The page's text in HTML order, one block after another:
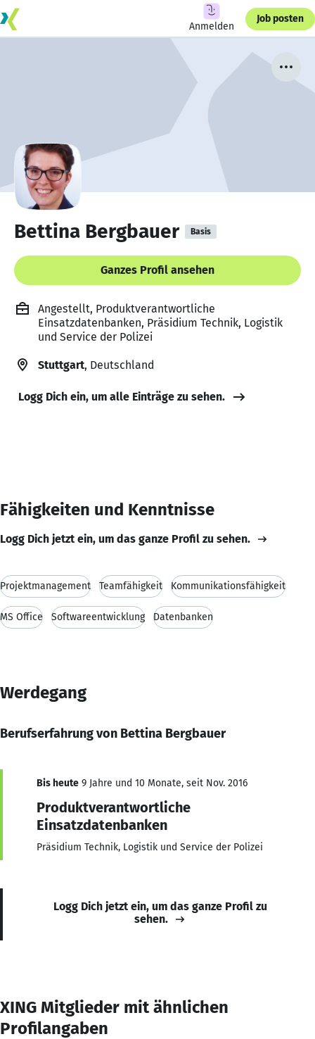
Anmelden
Job posten
Bettina Bergbauer Basis
Ganzes Profil ansehen
Angestellt, Produktverantwortliche
Einsatzdatenbanken, Präsidium Technik, Logistik
und Service der Polizei
Stuttgart, Deutschland
Logg Dich ein, um alle Einträge zu sehen.
Fähigkeiten und Kenntnisse
Logg Dich jetzt ein, um das ganze Profil zu sehen.
Projektmanagement Teamfähigkeit Kommunikationsfähigkeit
MS Office Softwareentwicklung Datenbanken
Werdegang
Berufserfahrung von Bettina Bergbauer
Bis heute 9 Jahre und 10 Monate, seit Nov. 2016
Produktverantwortliche
Einsatzdatenbanken
Präsidium Technik, Logistik und Service der Polizei
Logg Dich jetzt ein, um das ganze Profil zu
sehen.
XING Mitglieder mit ähnlichen
Profilangaben